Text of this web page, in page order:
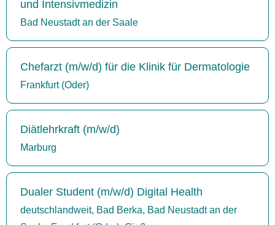
und Intensivmedizin
Bad Neustadt an der Saale
Chefarzt (m/w/d) für die Klinik für Dermatologie
Frankfurt (Oder)
Diätlehrkraft (m/w/d)
Marburg
Dualer Student (m/w/d) Digital Health
deutschlandweit, Bad Berka, Bad Neustadt an der